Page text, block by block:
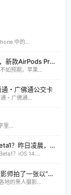
中的...
苹果AirPods 3 发卖掉败造成定单年夜减，新款AirPods Pro 将调剂
如预期，苹果...
・广佛通公交卡
・广佛通...
里...
等待iOS 14.6正式版还是更新iOS 14.7 Beta1？昨日凌晨，苹果为开发者预览版用户推送了iOS 14.7 Beta1测试版的更新，距周二发布的iOS 14.6RC版仅隔了两天时间。
？iOS 14....
为了庆祝“黑人历史月”:苹果和一位黑人摄影师拍了一张以“家乡”为主题的照片
地的黑人摄影...